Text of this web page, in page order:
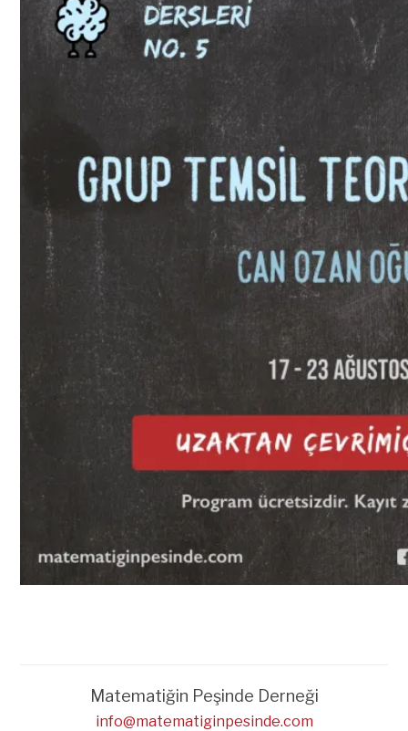
Matematiğin Peşinde Derneği
info@matematiginpesinde.com